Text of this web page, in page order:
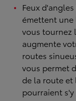
Feux
émettent
vous tournez
augmente
routes
vous permet
de la route et
pourraient